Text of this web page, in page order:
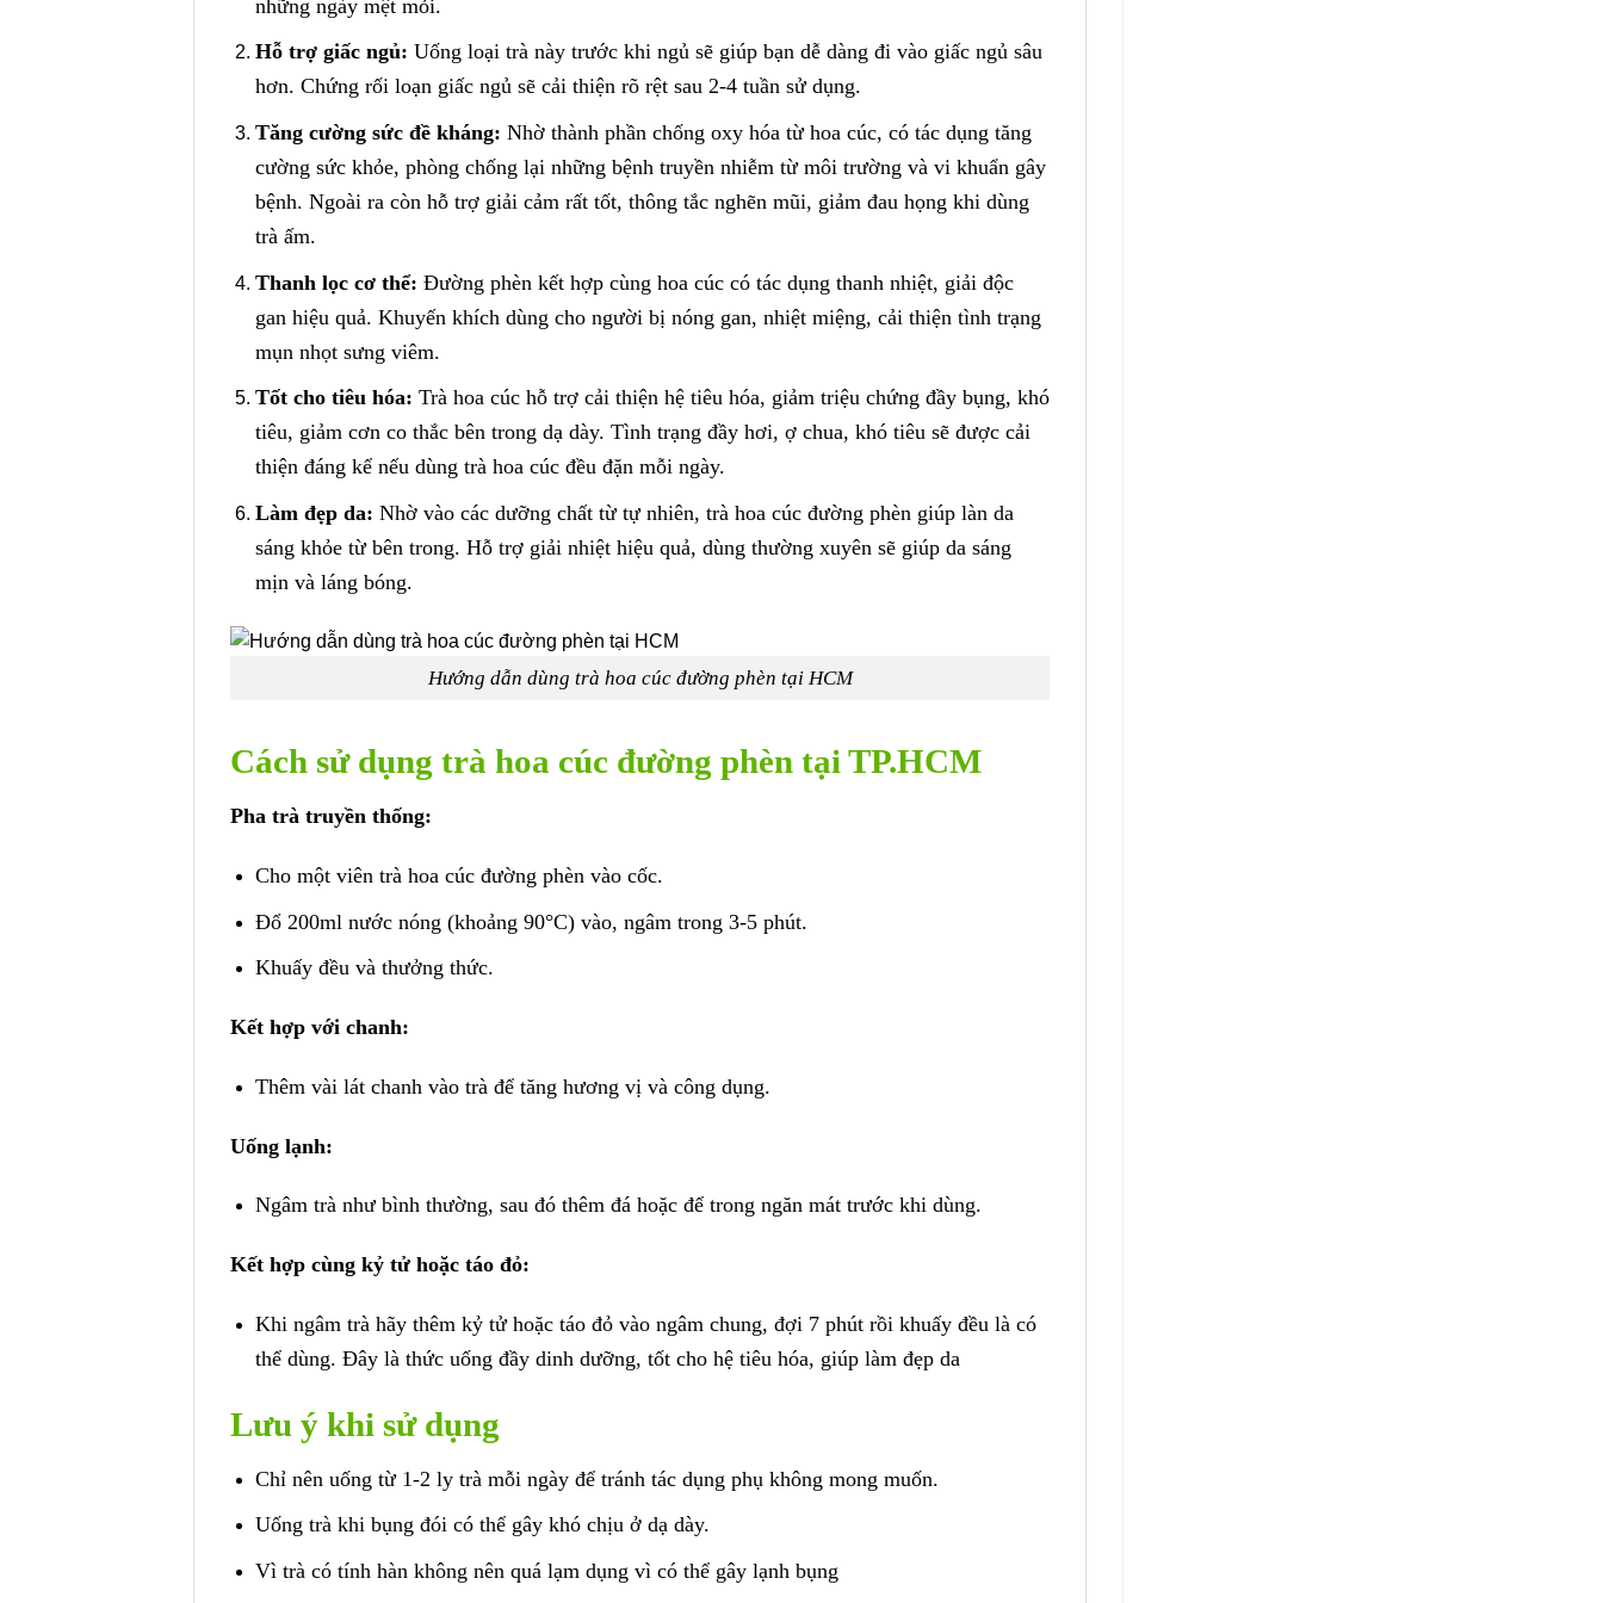
những ngày mệt mỏi.
Hỗ trợ giấc ngủ: Uống loại trà này trước khi ngủ sẽ giúp bạn dễ dàng đi vào giấc ngủ sâu
hơn. Chứng rối loạn giấc ngủ sẽ cải thiện rõ rệt sau 2-4 tuần sử dụng.
Tăng cường sức đề kháng: Nhờ thành phần chống oxy hóa từ hoa cúc, có tác dụng tăng
cường sức khỏe, phòng chống lại những bệnh truyền nhiễm từ môi trường và vi khuẩn gây
bệnh. Ngoài ra còn hỗ trợ giải cảm rất tốt, thông tắc nghẽn mũi, giảm đau họng khi dùng
trà ấm.
Thanh lọc cơ thể: Đường phèn kết hợp cùng hoa cúc có tác dụng thanh nhiệt, giải độc
gan hiệu quả. Khuyến khích dùng cho người bị nóng gan, nhiệt miệng, cải thiện tình trạng
mụn nhọt sưng viêm.
Tốt cho tiêu hóa: Trà hoa cúc hỗ trợ cải thiện hệ tiêu hóa, giảm triệu chứng đầy bụng, khó
tiêu, giảm cơn co thắc bên trong dạ dày. Tình trạng đầy hơi, ợ chua, khó tiêu sẽ được cải
thiện đáng kể nếu dùng trà hoa cúc đều đặn mỗi ngày.
Làm đẹp da: Nhờ vào các dưỡng chất từ tự nhiên, trà hoa cúc đường phèn giúp làn da
sáng khỏe từ bên trong. Hỗ trợ giải nhiệt hiệu quả, dùng thường xuyên sẽ giúp da sáng
mịn và láng bóng.
Hướng dẫn dùng trà hoa cúc đường phèn tại HCM
Cách sử dụng trà hoa cúc đường phèn tại TP.HCM
Pha trà truyền thống:
Cho một viên trà hoa cúc đường phèn vào cốc.
Đổ 200ml nước nóng (khoảng 90°C) vào, ngâm trong 3-5 phút.
Khuấy đều và thưởng thức.
Kết hợp với chanh:
Thêm vài lát chanh vào trà để tăng hương vị và công dụng.
Uống lạnh:
Ngâm trà như bình thường, sau đó thêm đá hoặc để trong ngăn mát trước khi dùng.
Kết hợp cùng kỷ tử hoặc táo đỏ:
Khi ngâm trà hãy thêm kỷ tử hoặc táo đỏ vào ngâm chung, đợi 7 phút rồi khuấy đều là có
thể dùng. Đây là thức uống đầy dinh dưỡng, tốt cho hệ tiêu hóa, giúp làm đẹp da
Lưu ý khi sử dụng
Chỉ nên uống từ 1-2 ly trà mỗi ngày để tránh tác dụng phụ không mong muốn.
Uống trà khi bụng đói có thể gây khó chịu ở dạ dày.
Vì trà có tính hàn không nên quá lạm dụng vì có thể gây lạnh bụng